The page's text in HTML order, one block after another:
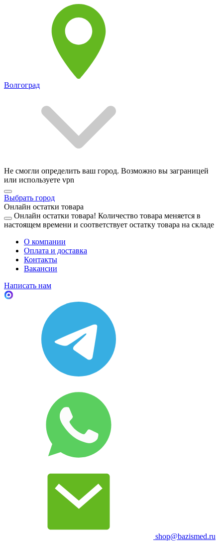
Волгоград
Не смогли определить ваш город. Возможно вы заграницей
или используете vpn
Выбрать город
Онлайн остатки товара
Онлайн остатки товара! Количество товара меняется в
настоящем времени и соответствует остатку товара на складе
О компании
Оплата и доставка
Контакты
Вакансии
Написать нам
shop@bazismed.ru